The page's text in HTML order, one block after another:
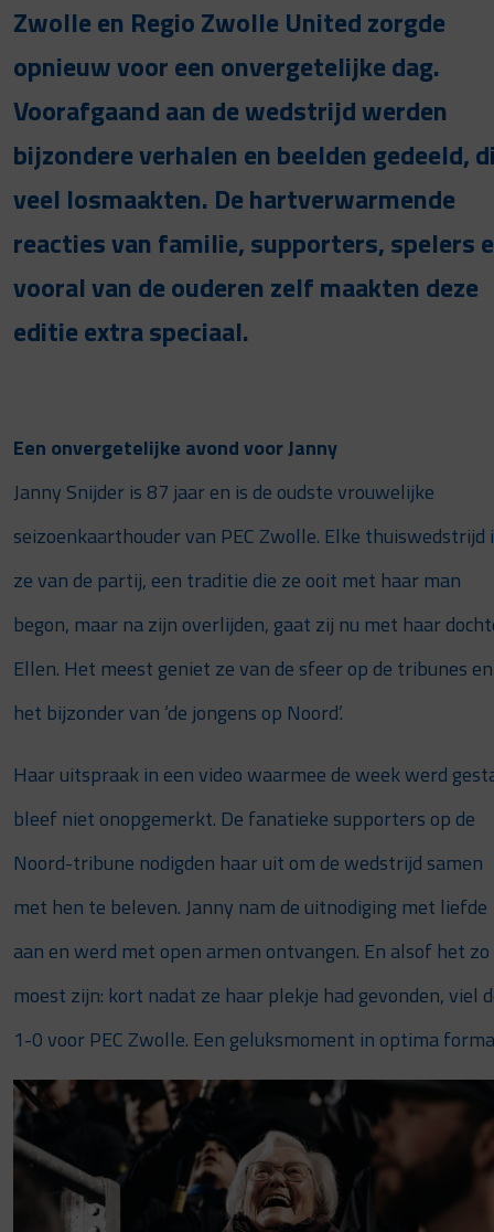
Zwolle en Regio Zwolle United zorgde
opnieuw voor een onvergetelijke dag.
Voorafgaand aan de wedstrijd werden
bijzondere verhalen en beelden gedeeld,
veel losmaakten. De hartverwarmende
reacties van familie, supporters, spelers
vooral van de ouderen zelf maakten deze
editie extra speciaal.
Een onvergetelijke avond voor Janny
Janny Snijder is 87 jaar en is de oudste vrouwelijke
seizoenkaarthouder van PEC Zwolle. Elke thuiswedstrijd
ze van de partij, een traditie die ze ooit met haar man
begon, maar na zijn overlijden, gaat zij nu met haar
Ellen. Het meest geniet ze van de sfeer op de tribunes
het bijzonder van ‘de jongens op Noord’.
Haar uitspraak in een video waarmee de week werd
bleef niet onopgemerkt. De fanatieke supporters op de
Noord-tribune nodigden haar uit om de wedstrijd samen
met hen te beleven. Janny nam de uitnodiging met liefde
aan en werd met open armen ontvangen. En alsof het zo
moest zijn: kort nadat ze haar plekje had gevonden, viel
1-0 voor PEC Zwolle. Een geluksmoment in optima